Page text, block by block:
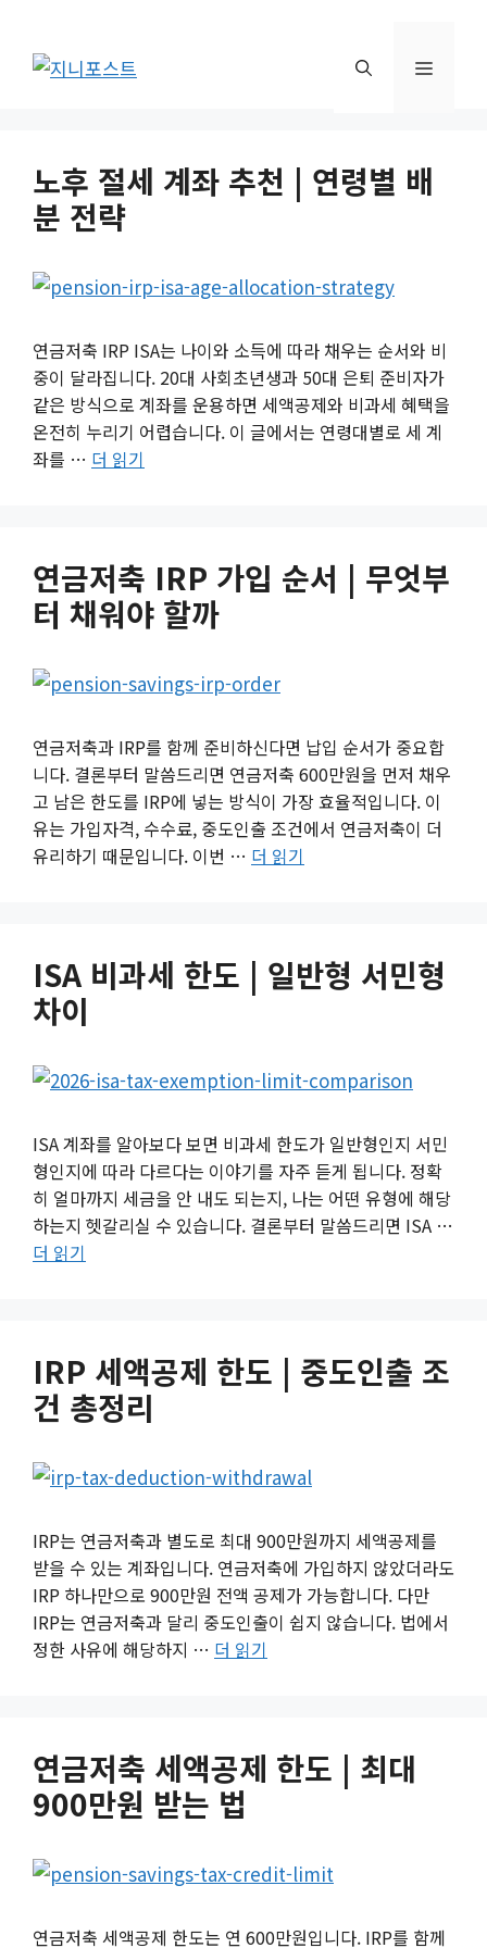
메
노후 절세 계좌 추천 | 연령별 배
분 전략
연금저축 IRP ISA는 나이와 소득에 따라 채우는 순서와 비
중이 달라집니다. 20대 사회초년생과 50대 은퇴 준비자가
같은 방식으로 계좌를 운용하면 세액공제와 비과세 혜택을
온전히 누리기 어렵습니다. 이 글에서는 연령대별로 세 계
좌를 … 더 읽기
연금저축 IRP 가입 순서 | 무엇부
터 채워야 할까
연금저축과 IRP를 함께 준비하신다면 납입 순서가 중요합
니다. 결론부터 말씀드리면 연금저축 600만원을 먼저 채우
고 남은 한도를 IRP에 넣는 방식이 가장 효율적입니다. 이
유는 가입자격, 수수료, 중도인출 조건에서 연금저축이 더
유리하기 때문입니다. 이번 … 더 읽기
ISA 비과세 한도 | 일반형 서민형
차이
ISA 계좌를 알아보다 보면 비과세 한도가 일반형인지 서민
형인지에 따라 다르다는 이야기를 자주 듣게 됩니다. 정확
히 얼마까지 세금을 안 내도 되는지, 나는 어떤 유형에 해당
하는지 헷갈리실 수 있습니다. 결론부터 말씀드리면 ISA …
더 읽기
IRP 세액공제 한도 | 중도인출 조
건 총정리
IRP는 연금저축과 별도로 최대 900만원까지 세액공제를
받을 수 있는 계좌입니다. 연금저축에 가입하지 않았더라도
IRP 하나만으로 900만원 전액 공제가 가능합니다. 다만
IRP는 연금저축과 달리 중도인출이 쉽지 않습니다. 법에서
정한 사유에 해당하지 … 더 읽기
연금저축 세액공제 한도 | 최대
900만원 받는 법
연금저축 세액공제 한도는 연 600만원입니다. IRP를 함께